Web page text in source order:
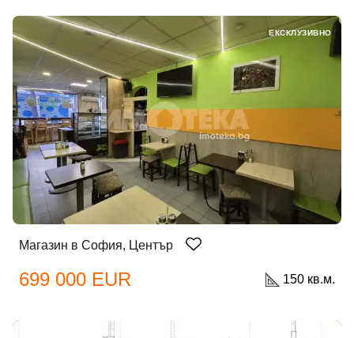
Магазин в София, Център
699 000 EUR 150 кв.м.
ЕКСКЛУЗИВНО